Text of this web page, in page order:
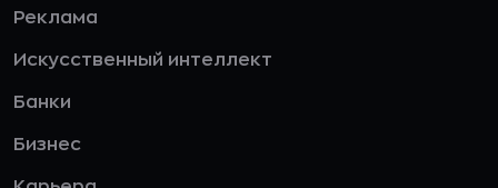
Реклама
Искусственный интеллект
Банки
Бизнес